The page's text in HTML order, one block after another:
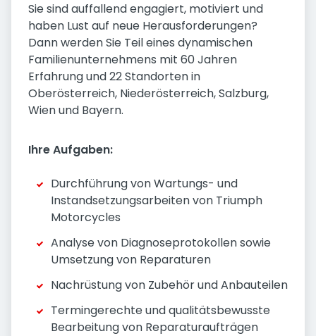
Sie sind auffallend engagiert, motiviert und
haben Lust auf neue Herausforderungen?
Dann werden Sie Teil eines dynamischen
Familienunternehmens mit 60 Jahren
Erfahrung und 22 Standorten in
Oberösterreich, Niederösterreich, Salzburg,
Wien und Bayern.
Ihre Aufgaben:
Durchführung von Wartungs- und
Instandsetzungsarbeiten von Triumph
Motorcycles
Analyse von Diagnoseprotokollen sowie
Umsetzung von Reparaturen
Nachrüstung von Zubehör und Anbauteilen
Termingerechte und qualitätsbewusste
Bearbeitung von Reparaturaufträgen